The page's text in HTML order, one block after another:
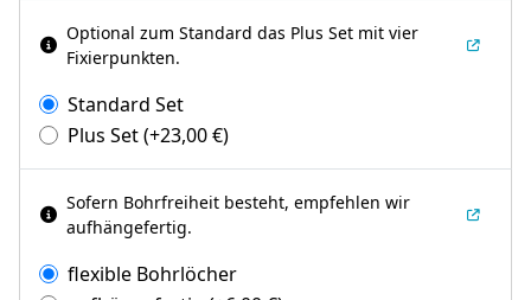
Optional zum Standard das Plus Set mit vier
Fixierpunkten.
Standard Set
Plus Set(+23,00€)
Sofern Bohrfreiheit besteht, empfehlen wir
aufhängefertig.
flexible Bohrlöcher